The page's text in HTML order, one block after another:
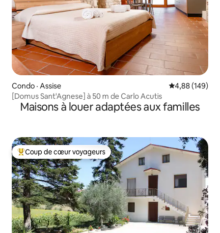
Condo · Assise Note
4,88 (149)
[Domus Sant'Agnese] à 50 m de Carlo Acutis
Maisons à louer adaptées aux familles
Coup de cœur voyageurs parmi les plus aimés
Coup de cœur voyageurs